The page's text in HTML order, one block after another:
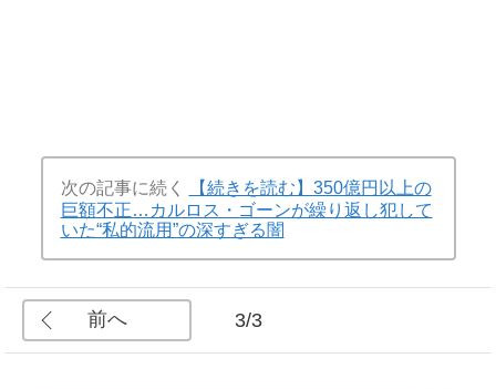
次の記事に続く
【続きを読む】350億円以上の
巨額不正…カルロス・ゴーンが繰り返し犯して
いた“私的流用”の深すぎる闇
前へ 3/3